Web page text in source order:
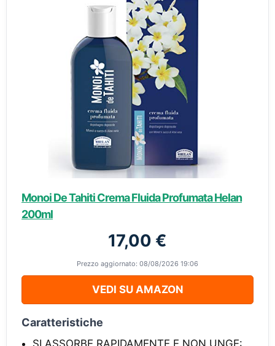
Monoi De Tahiti Crema Fluida Profumata Helan
200ml
17,00 €
Prezzo aggiornato: 08/08/2026 19:06
VEDI SU AMAZON
Caratteristiche
SI ASSORBE RAPIDAMENTE E NON UNGE: